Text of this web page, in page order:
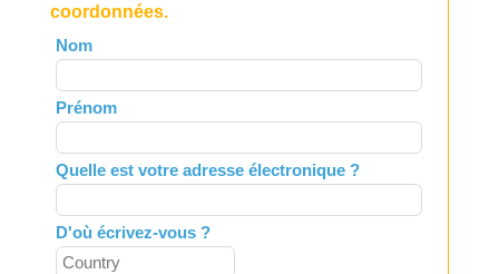
coordonnées.
Leave
this
field
blank
Nom
Prénom
Quelle est votre adresse électronique ?
D'où écrivez-vous ?